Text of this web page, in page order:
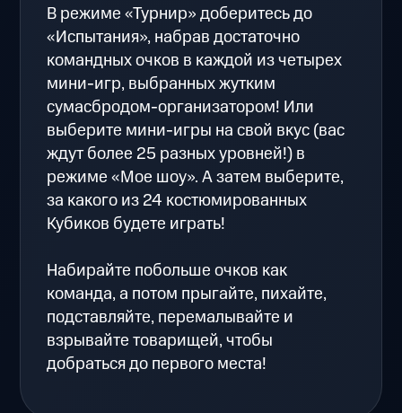
В режиме «Турнир» доберитесь до
«Испытания», набрав достаточно
командных очков в каждой из четырех
мини-игр, выбранных жутким
сумасбродом-организатором! Или
выберите мини-игры на свой вкус (вас
ждут более 25 разных уровней!) в
режиме «Мое шоу». А затем выберите,
за какого из 24 костюмированных
Кубиков будете играть!
Набирайте побольше очков как
команда, а потом прыгайте, пихайте,
подставляйте, перемалывайте и
взрывайте товарищей, чтобы
добраться до первого места!